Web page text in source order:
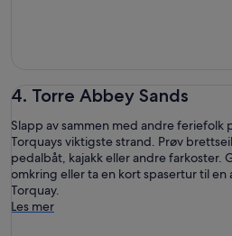
4. Torre Abbey Sands
Slapp av sammen med andre feriefolk
Torquays viktigste strand. Prøv
pedalbåt, kajakk eller andre farkoster.
omkring eller ta en kort spasertur til en
Torquay.
Les mer